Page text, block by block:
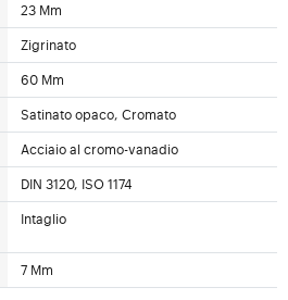
23 Mm
Zigrinato
60 Mm
Satinato opaco, Cromato
Acciaio al cromo-vanadio
DIN 3120, ISO 1174
Intaglio
7 Mm